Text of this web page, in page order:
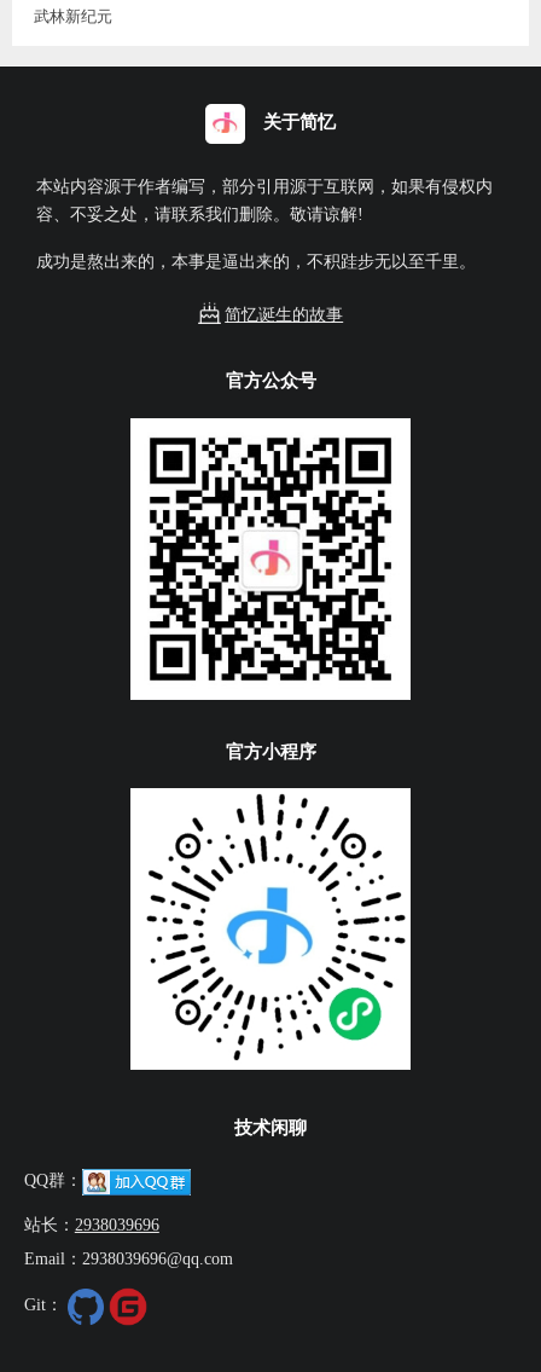
武林新纪元
关于简忆
本站内容源于作者编写，部分引用源于互联网，如果有侵权内
容、不妥之处，请联系我们删除。敬请谅解!
成功是熬出来的，本事是逼出来的，不积跬步无以至千里。
简忆诞生的故事
官方公众号
官方小程序
技术闲聊
QQ群：
站长： 2938039696
Email：2938039696@qq.com
Git：